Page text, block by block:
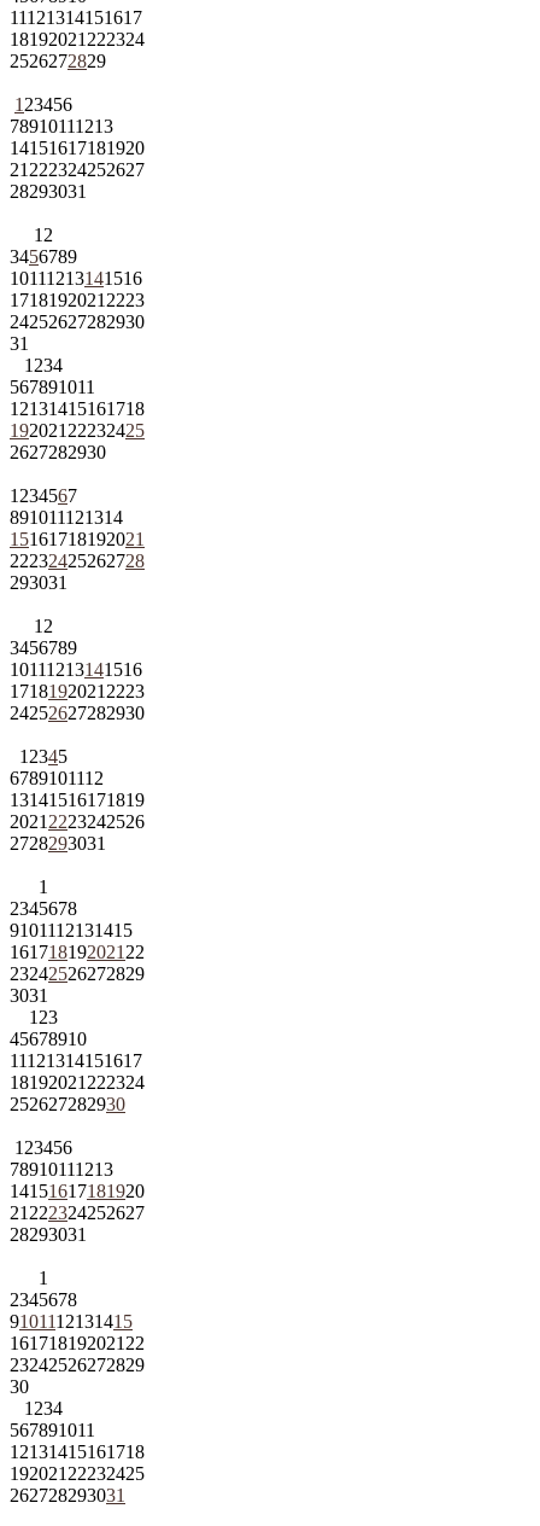
11121314151617
18192021 222324
2526272829
1 23456
78910111213
14151617181920
21 222324252627
28293031
1 2
3456789
10111213141516
1718192021 2223
24252627282930
31
1 234
567891011
12131415161718
192021 22232425
2627282930
1 234567
891011121314
15161718192021
22232425262728
293031
1 2
3456789
10111213141516
1718192021 2223
24252627282930
1 2345
6789101112
13141516171819
2021 2223242526
2728293031
1
2345678
9101112131415
161718192021 22
23242526272829
3031
1 23
45678910
11121314151617
18192021 222324
252627282930
1 23456
78910111213
14151617181920
21 222324252627
28293031
1
2345678
9101112131415
161718192021 22
23242526272829
30
1 234
567891011
12131415161718
192021 22232425
262728293031